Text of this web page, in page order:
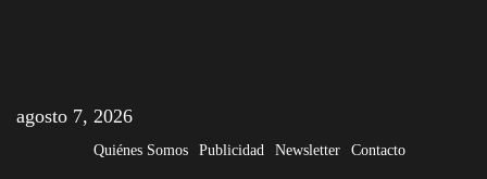
agosto 7, 2026
Quiénes Somos Publicidad Newsletter Contacto